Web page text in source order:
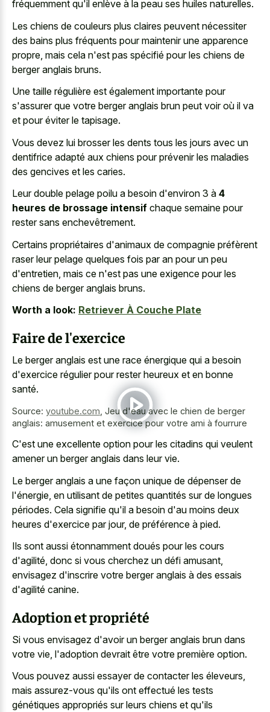
fréquemment qu'il enlève à la peau ses huiles naturelles.
Les chiens de couleurs plus claires peuvent nécessiter
des bains plus fréquents pour maintenir une apparence
propre, mais cela n'est pas spécifié pour les chiens de
berger anglais bruns.
Une taille régulière est également importante pour
s'assurer que votre berger anglais brun peut voir où il va
et pour éviter le tapisage.
Vous devez lui brosser les dents tous les jours avec un
dentifrice adapté aux chiens pour prévenir les maladies
des gencives et les caries.
Leur double pelage poilu a besoin d'environ 3 à 4
heures de brossage intensif chaque semaine pour
rester sans enchevêtrement.
Certains propriétaires d'animaux de compagnie préfèrent
raser leur pelage quelques fois par an pour un peu
d'entretien, mais ce n'est pas une exigence pour les
chiens de berger anglais bruns.
Worth a look: Retriever À Couche Plate
Faire de l'exercice
Le berger anglais est une race énergique qui a besoin
d'exercice régulier pour rester heureux et en bonne
santé.
Source: youtube.com Jeu d'eau avec le chien de berger
anglais: amusement et exercice pour votre ami à fourrure
C'est une excellente option pour les citadins qui veulent
amener un berger anglais dans leur vie.
Le berger anglais a une façon unique de dépenser de
l'énergie, en utilisant de petites quantités sur de longues
périodes. Cela signifie qu'il a besoin d'au moins deux
heures d'exercice par jour, de préférence à pied.
Ils sont aussi étonnamment doués pour les cours
d'agilité, donc si vous cherchez un défi amusant,
envisagez d'inscrire votre berger anglais à des essais
d'agilité canine.
Adoption et propriété
Si vous envisagez d'avoir un berger anglais brun dans
votre vie, l'adoption devrait être votre première option.
Vous pouvez aussi essayer de contacter les éleveurs,
mais assurez-vous qu'ils ont effectué les tests
génétiques appropriés sur leurs chiens et qu'ils